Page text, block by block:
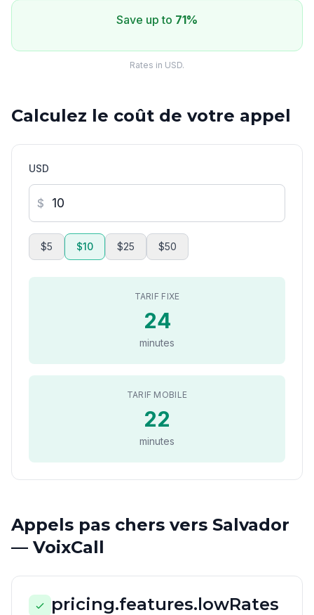
Save up to 71%
Rates in USD.
Calculez le coût de votre appel
USD
$
$5 $10 $25 $50
TARIF FIXE
24
minutes
TARIF MOBILE
22
minutes
Appels pas chers vers Salvador
— VoixCall
pricing.features.lowRates